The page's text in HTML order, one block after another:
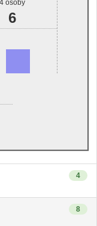
4 osoby
6
4
8